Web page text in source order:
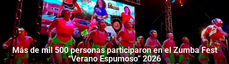
Más de mil 500 personas participaron en el Zumba Fest
“Verano Espumoso” 2026